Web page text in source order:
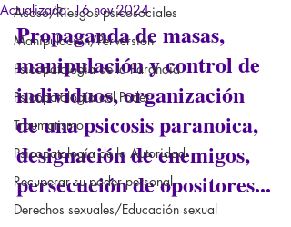
Acoso/Riesgos psicosociales
Manipulación/Perversión
Psicopatología de la Paranoia
Psicopatología del Poder
Traumatismo
Psicopatología de la Autoridad
Recuperar su poder personal
Derechos sexuales/Educación sexual
Actualizado:16 nov 2024
Propaganda de masas,
manipulación y control de
individuos, organización
de una psicosis paranoica,
designación de enemigos,
persecución de opositores...